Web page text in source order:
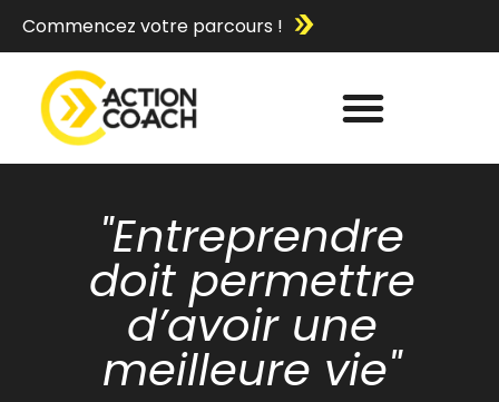
Commencez votre parcours !
"Entreprendre
doit permettre
d’avoir une
meilleure vie"